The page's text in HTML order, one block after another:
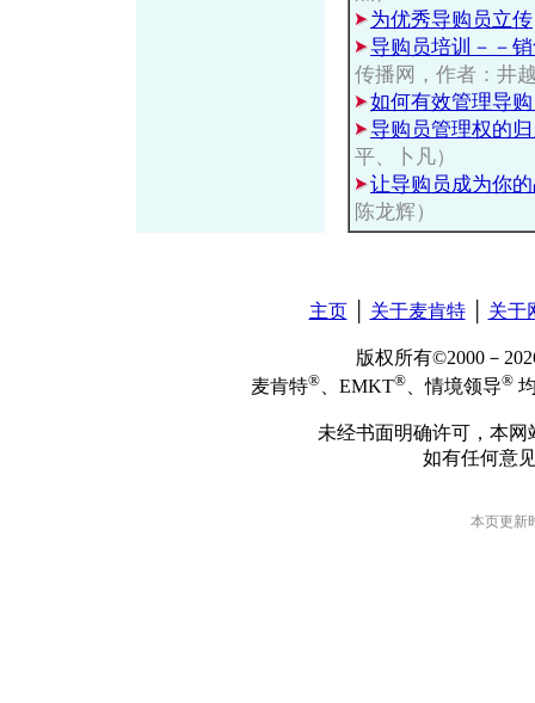
为优秀导购员立传
导购员培训－－
传播网，作者：井
如何有效管理导
导购员管理权的
平、卜凡）
让导购员成为你
陈龙辉）
主页│ 关于麦肯特│ 关于
版权所有©2000－
麦肯特® 、EMKT® 、情境领导®
未经书面明确许可，本
如有任何意
本页更新